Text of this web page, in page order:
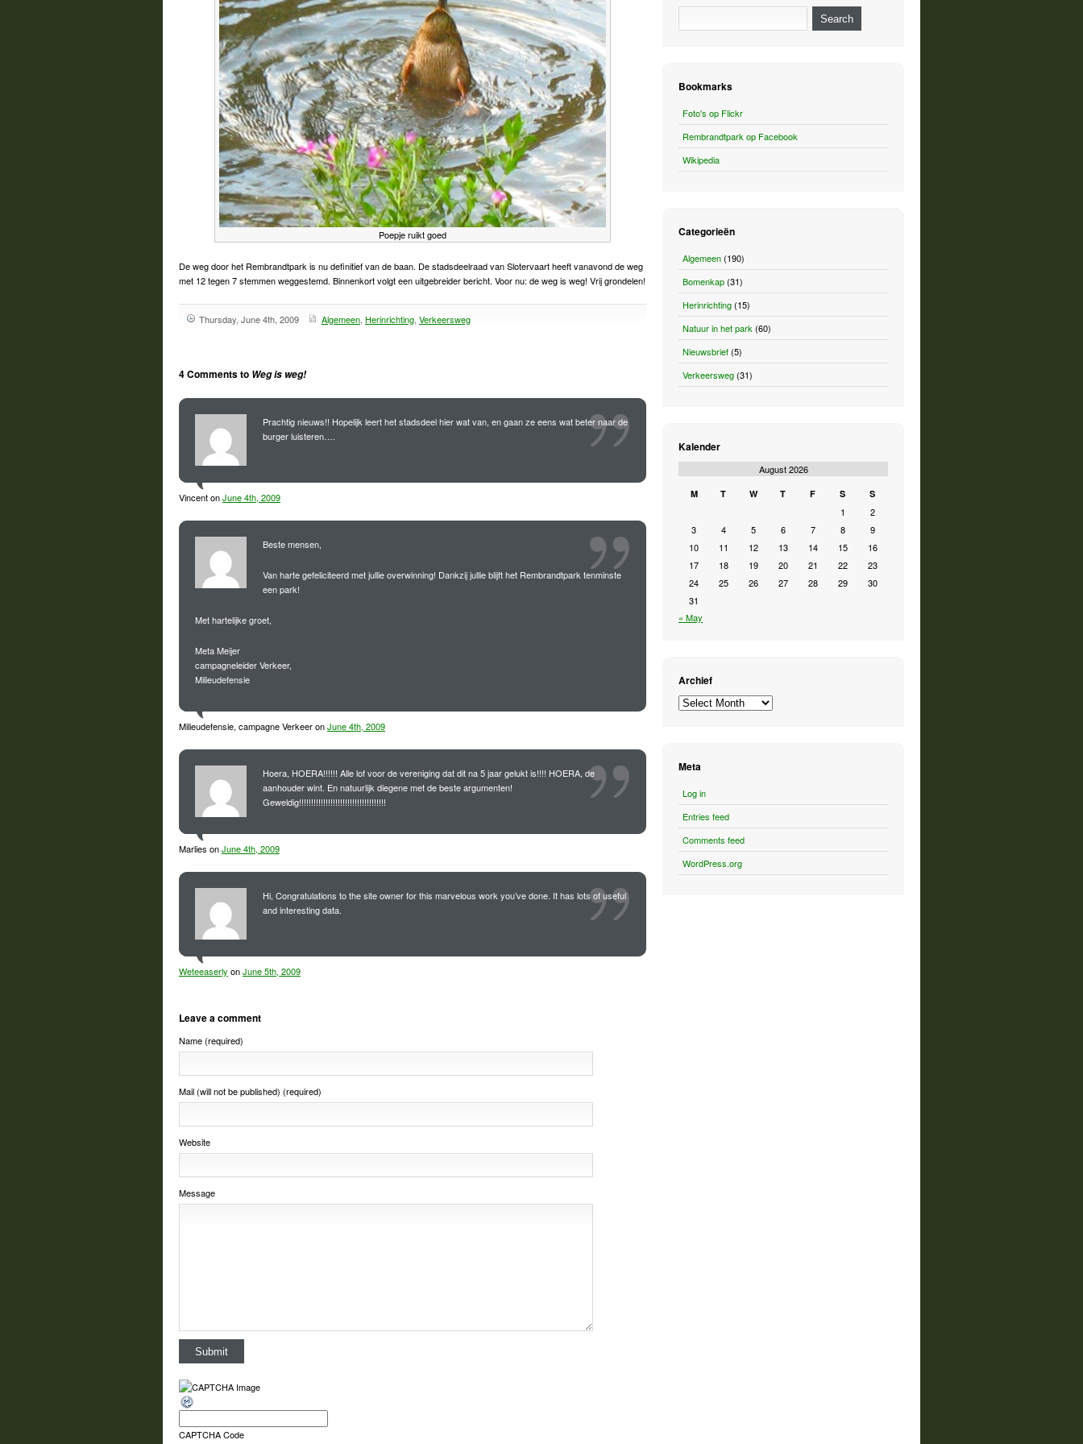
Poepje ruikt goed
De weg door het Rembrandtpark is nu definitief van de baan. De stadsdeelraad van Slotervaart heeft vanavond de weg
met 12 tegen 7 stemmen weggestemd. Binnenkort volgt een uitgebreider bericht. Voor nu: de weg is weg! Vrij grondelen!
Thursday, June 4th, 2009 Algemeen Herinrichting Verkeersweg
4 Comments to Weg is weg!
Prachtig nieuws!! Hopelijk leert het stadsdeel hier wat van, en gaan ze eens wat beter naar de
burger luisteren….
Vincent onJune 4th, 2009
Beste mensen,
Van harte gefeliciteerd met jullie overwinning! Dankzij jullie blijft het Rembrandtpark tenminste
een park!
Met hartelijke groet,
Meta Meijer
campagneleider Verkeer,
Milieudefensie
Milieudefensie, campagne Verkeer onJune 4th, 2009
Hoera, HOERA!!!!!! Alle lof voor de vereniging dat dit na 5 jaar gelukt is!!!! HOERA, de
aanhouder wint. En natuurlijk diegene met de beste argumenten!
Geweldig!!!!!!!!!!!!!!!!!!!!!!!!!!!!!!!!!!!!
Marlies onJune 4th, 2009
Hi, Congratulations to the site owner for this marvelous work you’ve done. It has lots of useful
and interesting data.
Weteeaserly onJune 5th, 2009
Leave a comment
Name (required)
Mail (will not be published) (required)
Website
Message
CAPTCHA Code
Bookmarks
Foto's op Flickr
Rembrandtpark op Facebook
Wikipedia
Categorieën
Algemeen(190)
Bomenkap(31)
Herinrichting(15)
Natuur in het park (60)
Nieuwsbrief(5)
Verkeersweg(31)
Kalender
August 2026
M T W T F S S
1
2
3
4 5 6 7 8
9
10
11 12 13 14 15
16
17
18 19 20 21 22
23
24
25 26 27 28 29
30
31
« May
Archief
Archief
Meta
Log in
Entries feed
Comments feed
WordPress.org